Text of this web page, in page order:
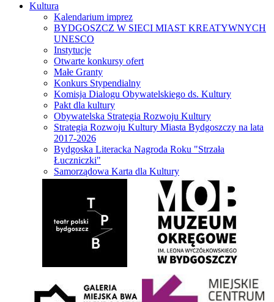
Kultura
Kalendarium imprez
BYDGOSZCZ W SIECI MIAST KREATYWNYCH
UNESCO
Instytucje
Otwarte konkursy ofert
Małe Granty
Konkurs Stypendialny
Komisja Dialogu Obywatelskiego ds. Kultury
Pakt dla kultury
Obywatelska Strategia Rozwoju Kultury
Strategia Rozwoju Kultury Miasta Bydgoszczy na lata
2017-2026
Bydgoska Literacka Nagroda Roku "Strzała
Łuczniczki"
Samorządowa Karta dla Kultury